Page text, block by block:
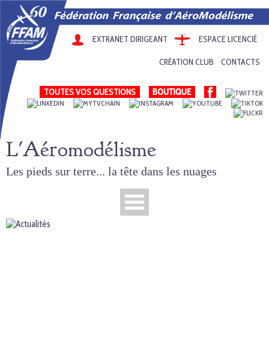
EXTRANET DIRIGEANT ESPACE LICENCIÉ
CRÉATION CLUB CONTACTS
TOUTES VOS QUESTIONS
L'Aéromodélisme
Les pieds sur terre... la tête dans les nuages